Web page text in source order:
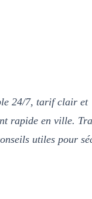
24/7, tarif clair et
rapide en ville.
utiles pour